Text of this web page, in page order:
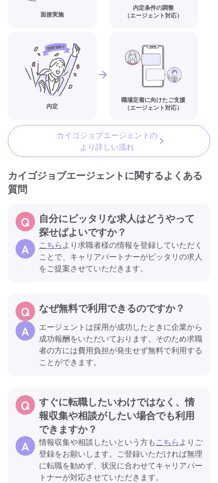
面接実施
内定条件の調整
（エージェント対応）
内定
職場定着に向けたご支援
（エージェント対応）
カイゴジョブエージェントの
より詳しい流れ
カイゴジョブエージェントに関するよくある
質問
自分にピッタリな求人はどうやって
探せばよいですか？
こちらより求職者様の情報を登録していただく
ことで、キャリアパートナーがピッタリの求人
をご提案させていただきます。
なぜ無料で利用できるのですか？
エージェントは採用が成功したときに企業から
成功報酬をいただいております。そのため求職
者の方には費用負担が発生せず無料で利用する
ことができます。
すぐに転職したいわけではなく、情
報収集や相談がしたい場合でも利用
できますか？
情報収集や相談したいという方もこちらよりご
登録をお願いします。ご登録いただければ無理
に転職を勧めず、状況に合わせてキャリアパー
トナーが対応させていただきます。